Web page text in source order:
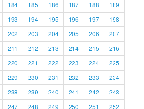
184 185 186 187 188
189
193 194 195 196 197
198
202 203 204 205 206
207
211 212 213 214 215
216
220 221 222 223 224
225
229 230 231 232 233
234
238 239 240 241 242
243
247 248 249 250 251 252